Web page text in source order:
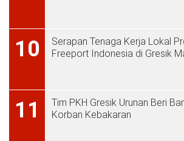
10
Serapan Tenaga Kerja Lokal
Freeport Indonesia di Gresik
11
Tim PKH Gresik Urunan Beri
Korban Kebakaran